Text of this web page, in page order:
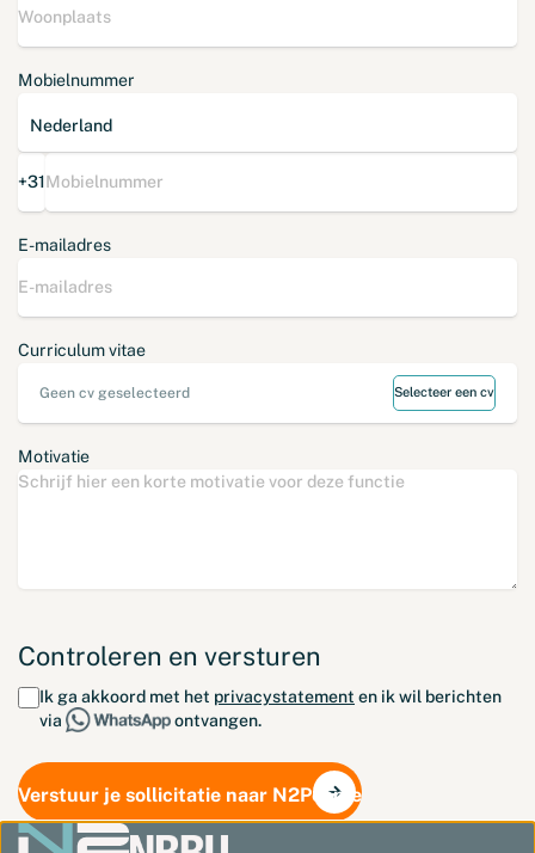
Mobielnummer
+31
E-mailadres
Curriculum vitae
Geen cv geselecteerd Selecteer een cv
Motivatie
Controleren en versturen
Ik ga akkoord met het privacystatement en ik wil berichten
via
ontvangen.
Verstuur je sollicitatie naar N2People